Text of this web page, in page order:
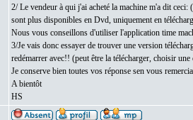
2/ Le vendeur à qui j'ai acheté la machine m'a dit
sont plus disponibles en Dvd, uniquement en
Nous vous conseillons d'utiliser l'application time
3/Je vais donc essayer de trouver une version
redémarrer avec!! (peut être la télécharger, choisir
Je conserve bien toutes vos réponse sen vous
A bientôt
HS